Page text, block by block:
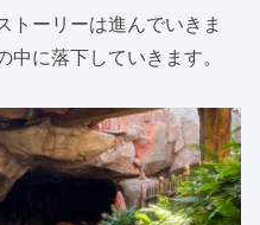
トーリーは進んでいきま
に落下していきます。